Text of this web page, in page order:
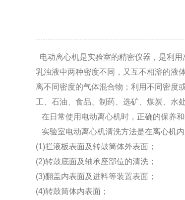
电动离心机是实验室的精密仪器，是利
乳浊液中两种密度不同，又互不相溶的液
离不同密度的气体混合物；利用不同密度
工、石油、食品、制药、选矿、煤炭、水
在日常使用电动离心机时，正确的保养
实验室电动离心机清洗方法是在离心机
(1)拦液板表面及转鼓筒体外表面；
(2)转鼓底面及轴承座部位的清洗；
(3)翻盖内表面及进料等装置表面；
(4)转鼓筒体内表面；